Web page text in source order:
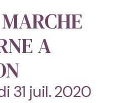
A
31 juil. 2020